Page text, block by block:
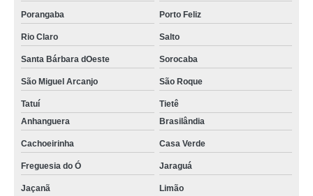
Porangaba Porto Feliz
Rio Claro Salto
Santa Bárbara dOeste Sorocaba
São Miguel Arcanjo São Roque
Tatuí
Tietê
Anhanguera
Brasilândia
Cachoeirinha Casa Verde
Freguesia do Ó Jaraguá
Jaçanã Limão